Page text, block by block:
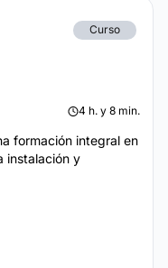
Curso
4 h. y 8 min.
formación integral en
instalación y